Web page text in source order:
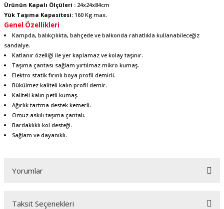
Ürünün Kapalı Ölçüleri : 24x24x84cm
Yük Taşıma Kapasitesi: 160 Kg max.
Genel Özellikleri
Kampda, balıkçılıkta, bahçede ve balkonda rahatlıkla kullanabileceğiz
sandalye.
Katlanır özelliği ile yer kaplamaz ve kolay taşınır.
Taşıma çantası sağlam yırtılmaz mikro kumaş.
Elektro statik fırınlı boya profil demirli.
Bükülmez kaliteli kalın profil demir.
Kaliteli kalın petli kumaş.
Ağırlık tartma destek kemerli.
Omuz askılı taşıma çantalı.
Bardaklıklı kol desteği.
Sağlam ve dayanıklı.
Yorumlar
Taksit Seçenekleri